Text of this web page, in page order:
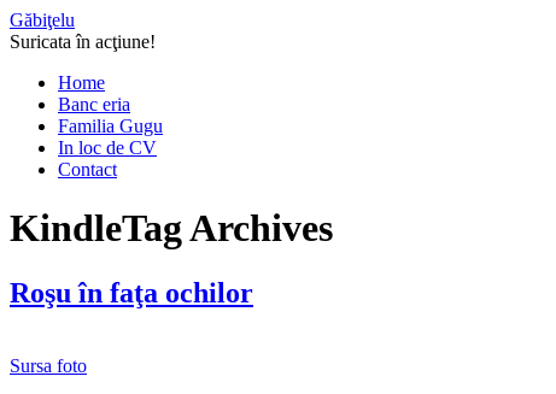
Găbiţelu
Suricata în acţiune!
Home
Banc eria
Familia Gugu
In loc de CV
Contact
KindleTag Archives
Roşu în faţa ochilor
Sursa foto